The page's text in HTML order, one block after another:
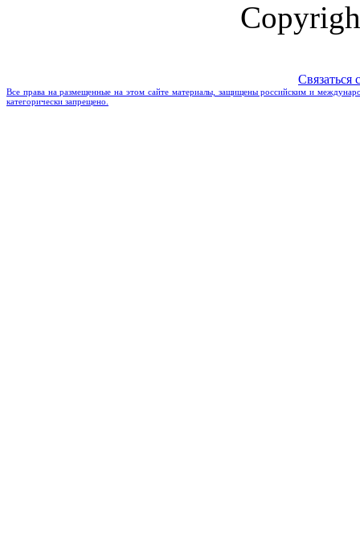
Связаться
Все права на размещенные на этом сайте материалы, защищены российским и
категорически запрещено.